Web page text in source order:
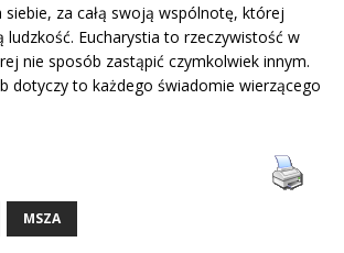
siebie, za całą swoją wspólnotę, której
ludzkość. Eucharystia to rzeczywistość w
nie sposób zastąpić czymkolwiek innym.
dotyczy to każdego świadomie wierzącego
MSZA